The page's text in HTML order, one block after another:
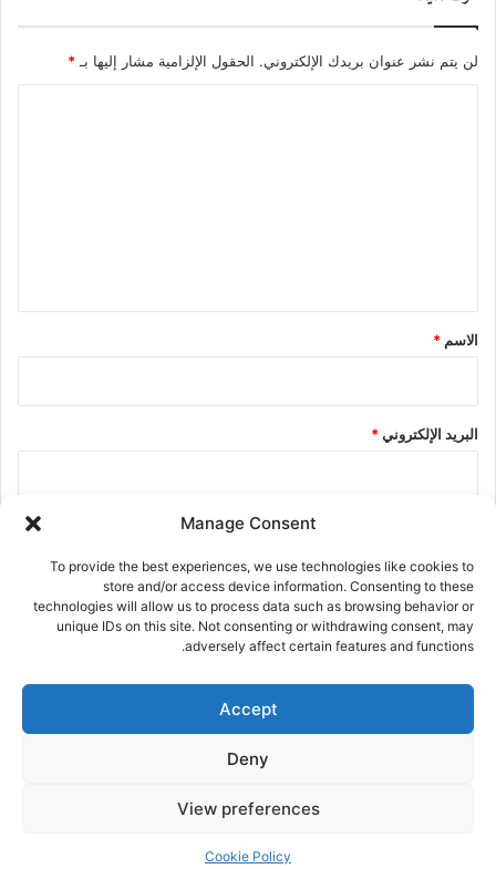
Manage Consent
To provide the best experiences, we use technologies like cookies to
store and/or access device information. Consenting to these
technologies will allow us to process data such as browsing behavior or
unique IDs on this site. Not consenting or withdrawing consent, may
adversely affect certain features and functions.
Accept
Deny
View preferences
Cookie Policy
لن يتم نشر عنوان بريدك الإلكتروني. الحقول الإلزامية مشار إليها بـ *
*
الاسم *
البريد الإلكتروني*
احفظ اسمي، بريدي الإلكتروني، والموقع الإلكتروني في هذا المتصفح
لاستخدامها المرة المقبلة في تعليقي.